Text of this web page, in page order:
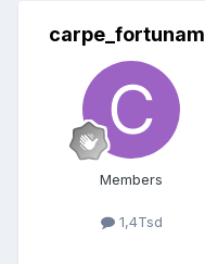
carpe_fortunam
Members
1,4Tsd